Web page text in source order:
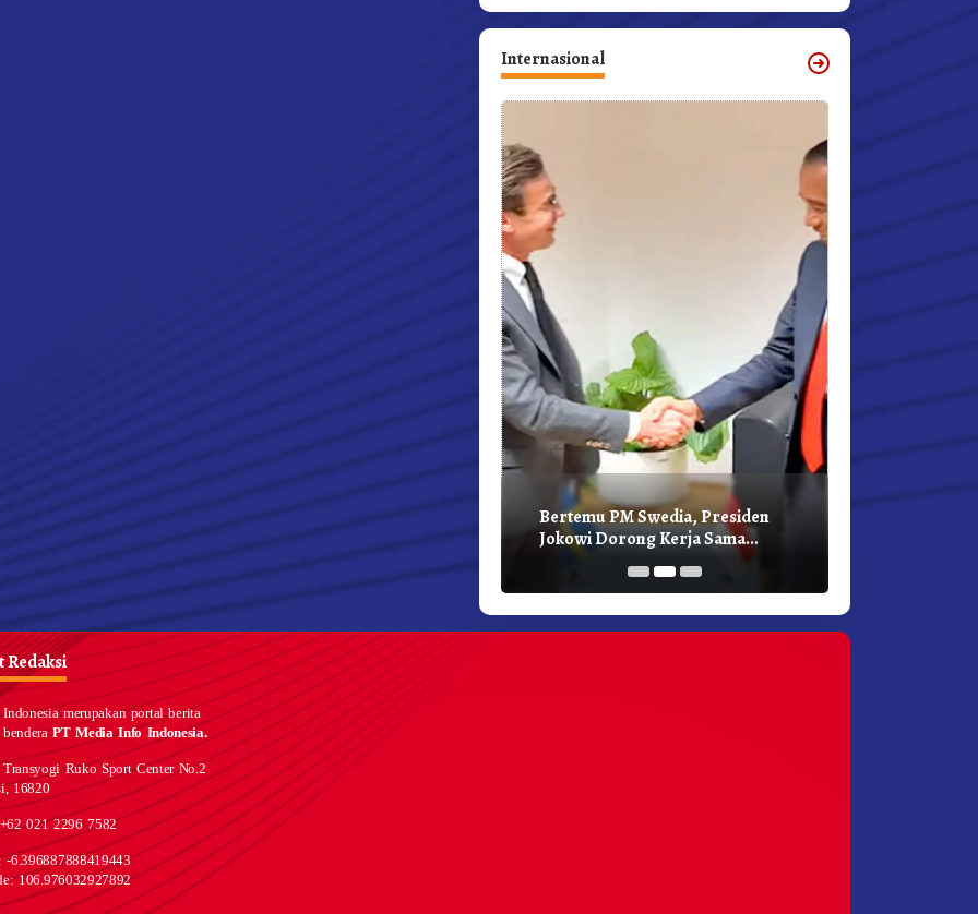
Internasional
Bertemu PM Swedia, Presiden
Jokowi Dorong Kerja Sama
Pembangunan Hijau
Redaksi
Indonesia merupakan portal berita
benderaPT Media Info Indonesia.
Ruko Sport Center No.2
16820
021 2296 7582
-6.396887888419443
106.976032927892